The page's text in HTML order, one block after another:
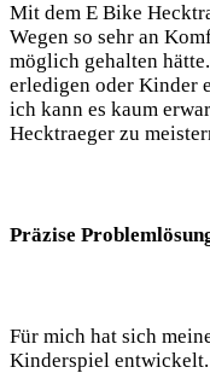
Mit dem E Bike
Wegen so sehr an
möglich gehalten
erledigen oder Kinder
ich kann es kaum
Hecktraeger zu
Präzise
Für mich hat sich
Kinderspiel